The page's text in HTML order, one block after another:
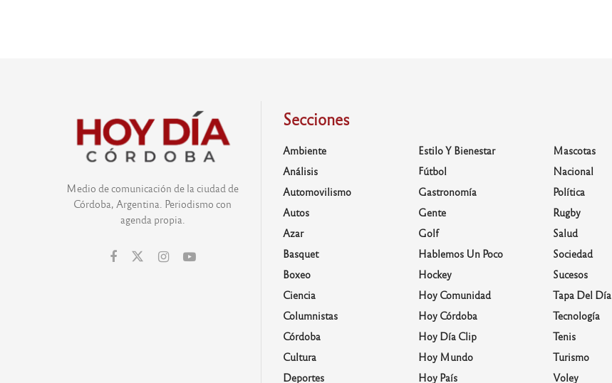
Medio de comunicación de la ciudad de
Córdoba, Argentina. Periodismo con
agenda propia.
Secciones
Ambiente
Análisis
Automovilismo
Autos
Azar
Basquet
Boxeo
Ciencia
Columnistas
Córdoba
Cultura
Deportes
Estilo Y Bienestar
Fútbol
Gastronomía
Gente
Golf
Hablemos Un Poco
Hockey
Hoy Comunidad
Hoy Córdoba
Hoy Día Clip
Hoy Mundo
Hoy País
Mascotas
Nacional
Política
Rugby
Salud
Sociedad
Sucesos
Tapa Del Día
Tecnología
Tenis
Turismo
Voley